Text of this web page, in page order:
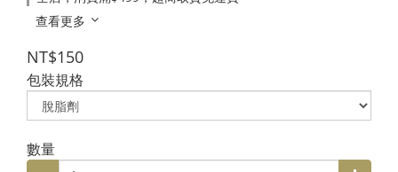
查看更多
NT$150
包裝規格
數量